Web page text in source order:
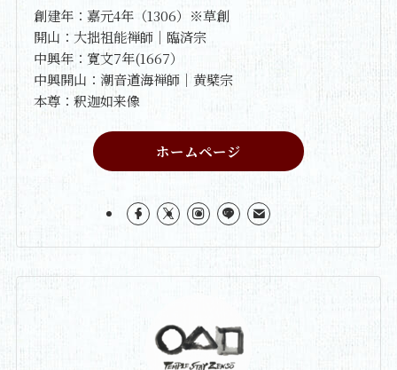
創建年：嘉元4年（1306）※草創
開山：大拙祖能禅師｜臨済宗
中興年：寛文7年(1667）
中興開山：潮音道海禅師｜黄檗宗
本尊：釈迦如来像
ホームページ